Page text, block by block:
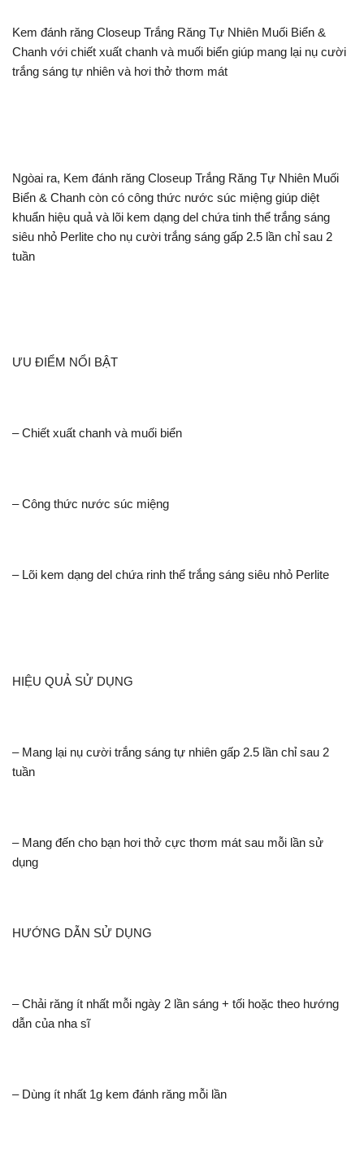
Kem đánh răng Closeup Trắng Răng Tự Nhiên Muối Biển &
Chanh với chiết xuất chanh và muối biển giúp mang lại nụ cười
trắng sáng tự nhiên và hơi thở thơm mát
Ngòai ra, Kem đánh răng Closeup Trắng Răng Tự Nhiên Muối
Biển & Chanh còn có công thức nước súc miệng giúp diệt
khuẩn hiệu quả và lõi kem dạng del chứa tinh thể trắng sáng
siêu nhỏ Perlite cho nụ cười trắng sáng gấp 2.5 lần chỉ sau 2
tuần
ƯU ĐIỂM NỔI BẬT
– Chiết xuất chanh và muối biển
– Công thức nước súc miệng
– Lõi kem dạng del chứa rinh thể trắng sáng siêu nhỏ Perlite
HIỆU QUẢ SỬ DỤNG
– Mang lại nụ cười trắng sáng tự nhiên gấp 2.5 lần chỉ sau 2
tuần
– Mang đến cho bạn hơi thở cực thơm mát sau mỗi lần sử
dụng
HƯỚNG DẪN SỬ DỤNG
– Chải răng ít nhất mỗi ngày 2 lần sáng + tối hoặc theo hướng
dẫn của nha sĩ
– Dùng ít nhất 1g kem đánh răng mỗi lần